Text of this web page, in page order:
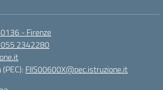
- Firenze
2342280
FIIS00600X@pec.istruzione.it